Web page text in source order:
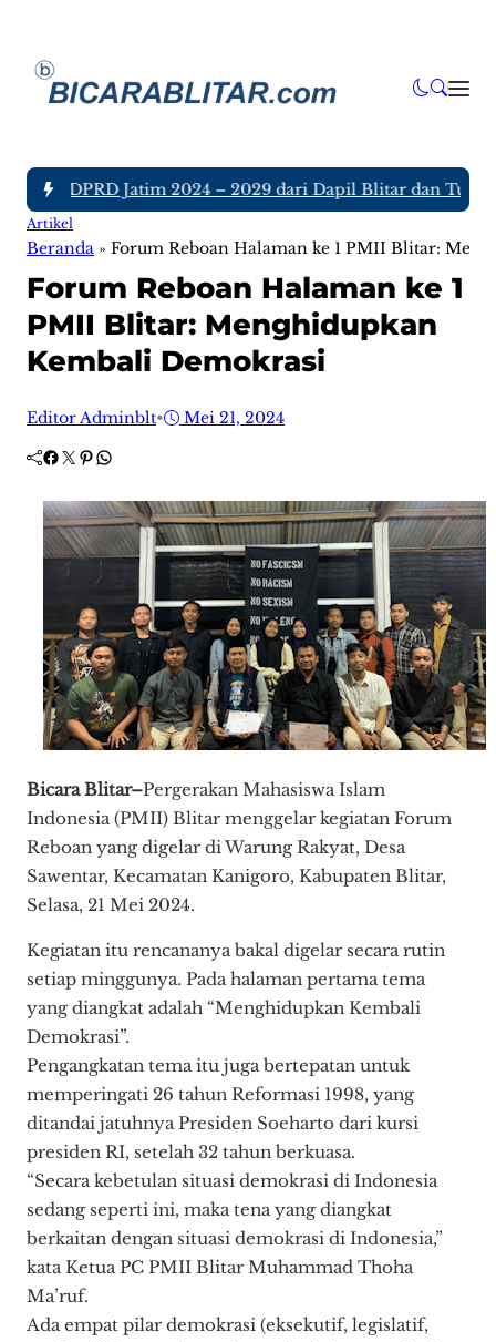
DPRD Jatim 2024 – 2029 dari Dapil Blitar dan
Artikel
Beranda » Forum Reboan Halaman ke 1 PMII Blitar:
Forum Reboan Halaman ke 1
PMII Blitar: Menghidupkan
Kembali Demokrasi
Editor Adminblt• Mei 21, 2024
Facebook Twitter Pinterest WhatsApp
Bicara Blitar–Pergerakan Mahasiswa Islam
Indonesia (PMII) Blitar menggelar kegiatan Forum
Reboan yang digelar di Warung Rakyat, Desa
Sawentar, Kecamatan Kanigoro, Kabupaten Blitar,
Selasa, 21 Mei 2024.
Kegiatan itu rencananya bakal digelar secara rutin
setiap minggunya. Pada halaman pertama tema
yang diangkat adalah “Menghidupkan Kembali
Demokrasi”.
Pengangkatan tema itu juga bertepatan untuk
memperingati 26 tahun Reformasi 1998, yang
ditandai jatuhnya Presiden Soeharto dari kursi
presiden RI, setelah 32 tahun berkuasa.
“Secara kebetulan situasi demokrasi di Indonesia
sedang seperti ini, maka tena yang diangkat
berkaitan dengan situasi demokrasi di Indonesia,”
kata Ketua PC PMII Blitar Muhammad Thoha
Ma’ruf.
Ada empat pilar demokrasi (eksekutif, legislatif,